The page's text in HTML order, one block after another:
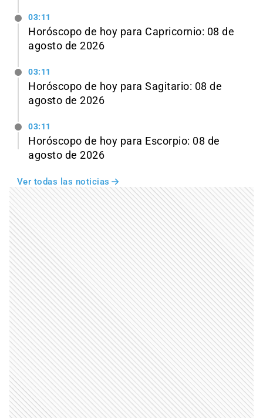
03:11
Horóscopo de hoy para Capricornio: 08 de
agosto de 2026
03:11
Horóscopo de hoy para Sagitario: 08 de
agosto de 2026
03:11
Horóscopo de hoy para Escorpio: 08 de
agosto de 2026
Ver todas las noticias